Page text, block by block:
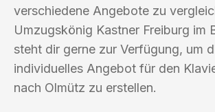
verschiedene Angebote zu
Umzugskönig Kastner Freiburg im
steht dir gerne zur Verfügung, um
individuelles Angebot für den
nach Olmütz zu erstellen.